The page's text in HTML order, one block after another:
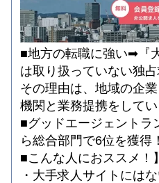
■地方の転職に強い➡『
は取り扱っていない独占
その理由は、地域の企
機関と業務提携をしてい
■グッドエージェントラ
ら総合部⾨で6位を獲得！
■こんな人におススメ！】
・大手求人サイトには